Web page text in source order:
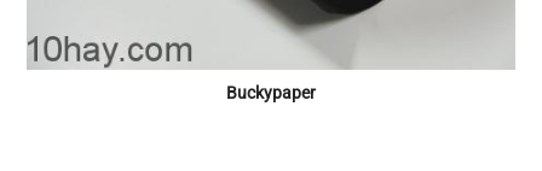
Buckypaper